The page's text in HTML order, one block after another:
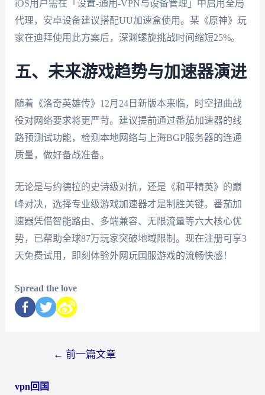
iOS用户需在「设置-通用-VPN与设备管理」中启用全局
代理，安卓设备建议搭配UU加速盒使用。某《原神》玩
家在迪拜使用此方案后，深渊螺旋挑战时间缩短25%。
五、未来游戏趋势与加速器演进
随着《洛奇英雄传》12月24日新版本来临，时空扭曲战
役对网络要求将更严苛。建议提前通过番茄加速器的线
路预测试功能，检测本地网络与上海BGP服务器的连通
质量，做好备战准备。
无论是与约德拉的史诗级对抗，还是《和平精英》的巅
峰对决，选择专业级游戏加速器才是制胜关键。番茄加
速器凭借智能路由、多端兼容、无限流量等六大核心优
势，已帮助全球87万玩家突破地域限制。现在注册可享3
天免费试用，即刻体验外网玩国服游戏的流畅快感！
Spread the love
← 前一篇文章
vpn回国